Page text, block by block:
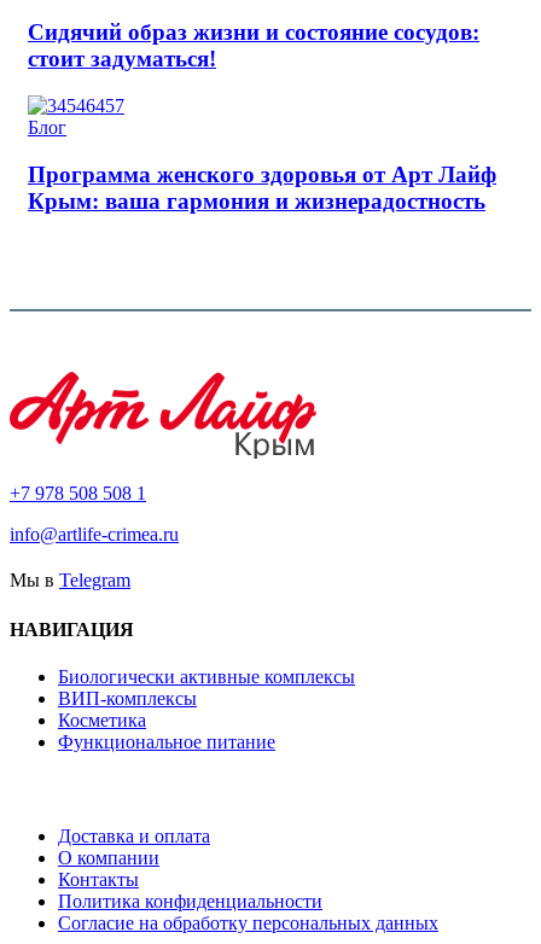
Сидячий образ жизни и состояние сосудов:
стоит задуматься!
Блог
Программа женского здоровья от Арт Лайф
Крым: ваша гармония и жизнерадостность
+7 978 508 508 1
info@artlife-crimea.ru
Мы в Telegram
НАВИГАЦИЯ
Биологически активные комплексы
ВИП-комплексы
Косметика
Функциональное питание
Доставка и оплата
О компании
Контакты
Политика конфиденциальности
Согласие на обработку персональных данных